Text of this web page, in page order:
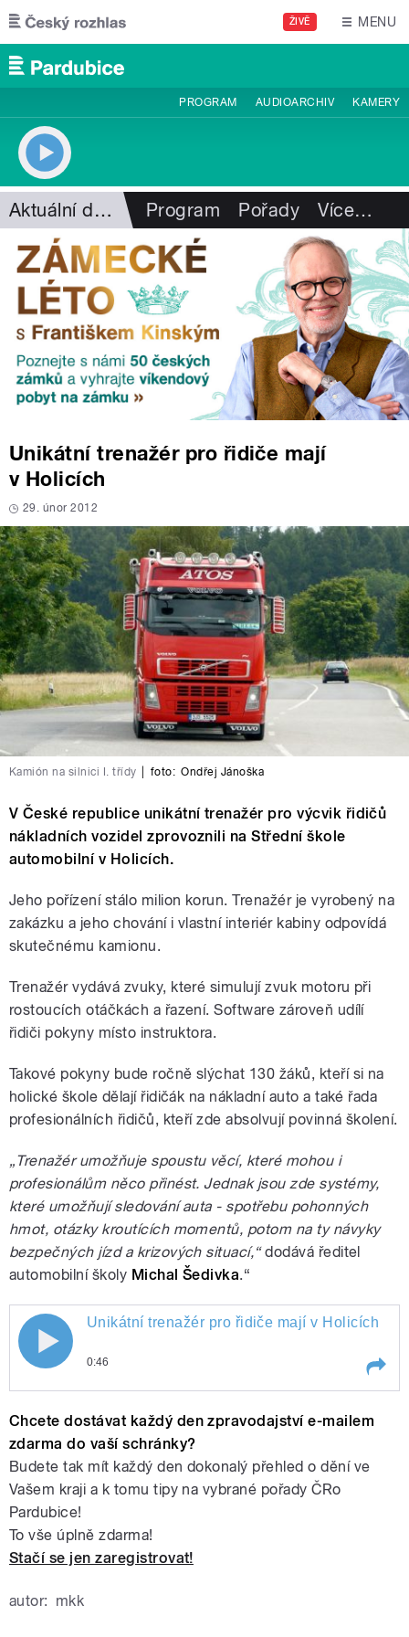
Přejít k hlavnímu obsahu
ŽIVĚ MENU
PROGRAM AUDIOARCHIV KAMERY
Aktuální dění Program Pořady Více…
Unikátní trenažér pro řidiče mají
v Holicích
29. únor 2012
Kamión na silnici I. třídy foto: Ondřej Jánoška
V České republice unikátní trenažér pro výcvik řidičů
nákladních vozidel zprovoznili na Střední škole
automobilní v Holicích.
Jeho pořízení stálo milion korun. Trenažér je vyrobený na
zakázku a jeho chování i vlastní interiér kabiny odpovídá
skutečnému kamionu.
Trenažér vydává zvuky, které simulují zvuk motoru při
rostoucích otáčkách a řazení. Software zároveň udílí
řidiči pokyny místo instruktora.
Takové pokyny bude ročně slýchat 130 žáků, kteří si na
holické škole dělají řidičák na nákladní auto a také řada
profesionálních řidičů, kteří zde absolvují povinná školení.
„Trenažér umožňuje spoustu věcí, které mohou i
profesionálům něco přinést. Jednak jsou zde systémy,
které umožňují sledování auta - spotřebu pohonných
hmot, otázky kroutících momentů, potom na ty návyky
bezpečných jízd a krizových situací,“dodává ředitel
automobilní školy Michal Šedivka.“
Unikátní trenažér pro řidiče mají v Holicích
0:46
Chcete dostávat každý den zpravodajství e-mailem
zdarma do vaší schránky?
Budete tak mít každý den dokonalý přehled o dění ve
Vašem kraji a k tomu tipy na vybrané pořady ČRo
Pardubice!
To vše úplně zdarma!
Stačí se jen zaregistrovat!
autor: mkk